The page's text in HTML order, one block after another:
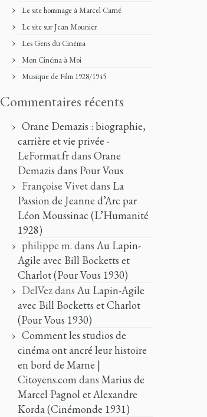
Le site hommage à Marcel Carné
Le site sur Jean Mounier
Les Gens du Cinéma
Mon Cinéma à Moi
Musique de Film 1928/1945
Commentaires récents
Orane Demazis : biographie,
carrière et vie privée -
LeFormat.frdans Orane
Demazis dans Pour Vous
Françoise Vivetdans La
Passion de Jeanne d’Arc par
Léon Moussinac (L’Humanité
1928)
philippe m. dans Au Lapin-
Agile avec Bill Bocketts et
Charlot (Pour Vous 1930)
DelVezdans Au Lapin-Agile
avec Bill Bocketts et Charlot
(Pour Vous 1930)
Comment les studios de
cinéma ont ancré leur histoire
en bord de Marne |
Citoyens.comdans Marius de
Marcel Pagnol et Alexandre
Korda (Cinémonde 1931)